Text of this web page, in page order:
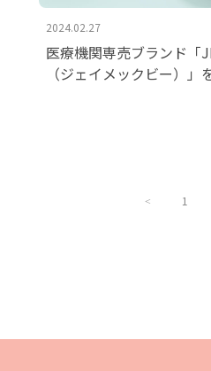
医療機関専売ブランド「
（ジェイメックビー）」
2024.02.27
< 1